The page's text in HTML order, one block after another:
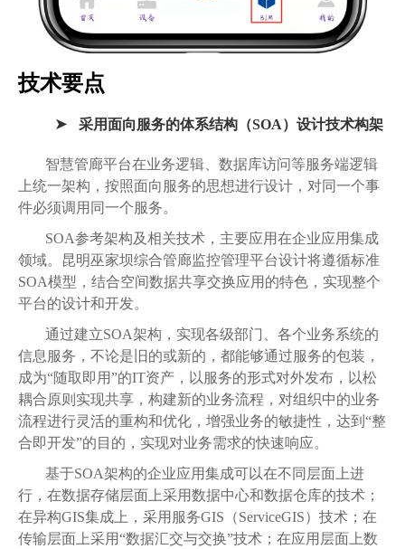
技术要点
采用面向服务的体系结构（SOA）设计技术构架
智慧管廊平台在业务逻辑、数据库访问等服务端逻辑
上统一架构，按照面向服务的思想进行设计，对同一个事
件必须调用同一个服务。
SOA参考架构及相关技术，主要应用在企业应用集成
领域。昆明巫家坝综合管廊监控管理平台设计将遵循标准
SOA模型，结合空间数据共享交换应用的特色，实现整个
平台的设计和开发。
通过建立SOA架构，实现各级部门、各个业务系统的
信息服务，不论是旧的或新的，都能够通过服务的包装，
成为“随取即用”的IT资产，以服务的形式对外发布，以松
耦合原则实现共享，构建新的业务流程，对组织中的业务
流程进行灵活的重构和优化，增强业务的敏捷性，达到“整
合即开发”的目的，实现对业务需求的快速响应。
基于SOA架构的企业应用集成可以在不同层面上进
行，在数据存储层面上采用数据中心和数据仓库的技术；
在异构GIS集成上，采用服务GIS（ServiceGIS）技术；在
传输层面上采用“数据汇交与交换”技术；在应用层面上数